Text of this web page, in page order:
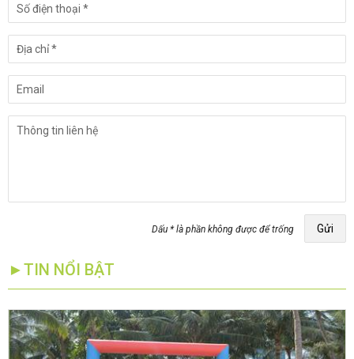
Dấu * là phần không được để trống Gửi
►TIN NỔI BẬT